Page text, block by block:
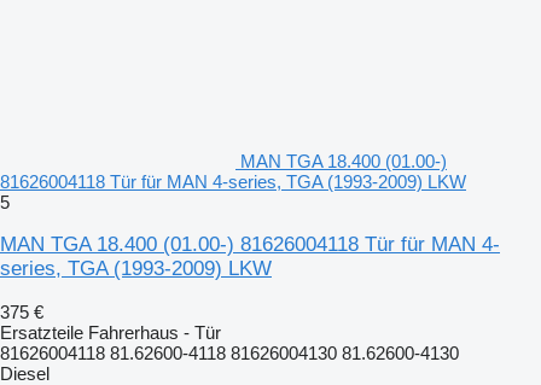
MAN TGA 18.400 (01.00-)
81626004118 Tür für MAN 4-series, TGA (1993-2009) LKW
5
MAN TGA 18.400 (01.00-) 81626004118 Tür für MAN 4-
series, TGA (1993-2009) LKW
375 €
Ersatzteile Fahrerhaus - Tür
81626004118 81.62600-4118 81626004130 81.62600-4130
Diesel